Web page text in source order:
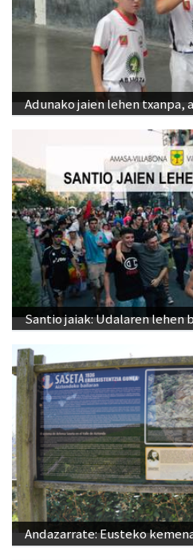
Adunako jaien lehen txanpa,
Santio jaiak: Udalaren lehen
Andazarrate: Eusteko